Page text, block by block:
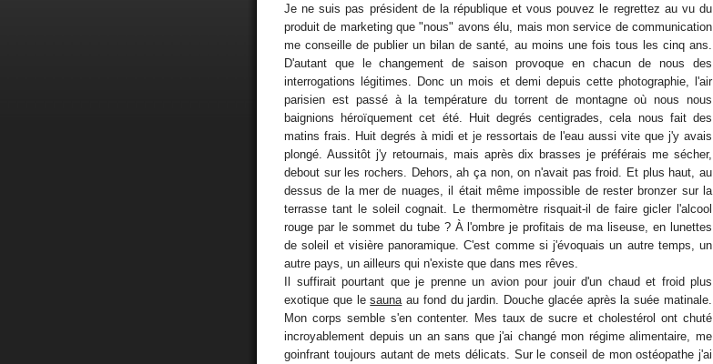
Je ne suis pas président de la république et vous pouvez le regrettez au vu du
produit de marketing que "nous" avons élu, mais mon service de communication
me conseille de publier un bilan de santé, au moins une fois tous les cinq ans.
D'autant que le changement de saison provoque en chacun de nous des
interrogations légitimes. Donc un mois et demi depuis cette photographie, l'air
parisien est passé à la température du torrent de montagne où nous nous
baignions héroïquement cet été. Huit degrés centigrades, cela nous fait des
matins frais. Huit degrés à midi et je ressortais de l'eau aussi vite que j'y avais
plongé. Aussitôt j'y retournais, mais après dix brasses je préférais me sécher,
debout sur les rochers. Dehors, ah ça non, on n'avait pas froid. Et plus haut, au
dessus de la mer de nuages, il était même impossible de rester bronzer sur la
terrasse tant le soleil cognait. Le thermomètre risquait-il de faire gicler l'alcool
rouge par le sommet du tube ? À l'ombre je profitais de ma liseuse, en lunettes
de soleil et visière panoramique. C'est comme si j'évoquais un autre temps, un
autre pays, un ailleurs qui n'existe que dans mes rêves.
Il suffirait pourtant que je prenne un avion pour jouir d'un chaud et froid plus
exotique que lesauna au fond du jardin. Douche glacée après la suée matinale.
Mon corps semble s'en contenter. Mes taux de sucre et cholestérol ont chuté
incroyablement depuis un an sans que j'ai changé mon régime alimentaire, me
goinfrant toujours autant de mets délicats. Sur le conseil de mon ostéopathe j'ai